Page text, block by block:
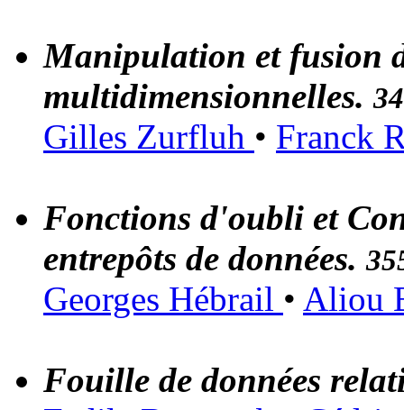
Manipulation et fusion
multidimensionnelles.
Gilles Zurfluh • Franck
Fonctions d'oubli et
entrepôts de données.
Georges Hébrail • Aliou
Fouille de données